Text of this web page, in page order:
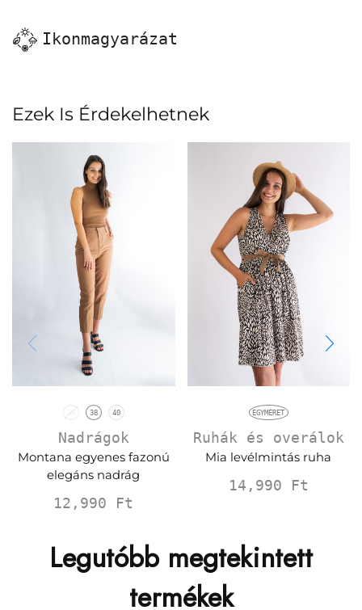
Ikonmagyarázat
Ezek Is Érdekelhetnek
36 38 40
Nadrágok
Montana egyenes fazonú
elegáns nadrág
12,990 Ft
EGYMÉRET
Ruhák és overálok
Mia levélmintás ruha
14,990 Ft
Legutóbb megtekintett
termékek